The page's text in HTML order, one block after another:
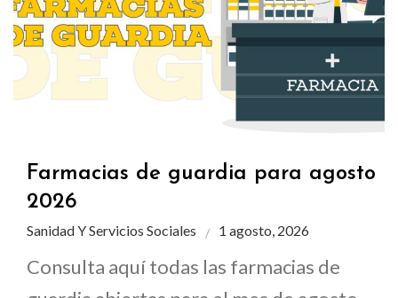
Farmacias de guardia para agosto
2026
Sanidad Y Servicios Sociales 1 agosto, 2026
Consulta aquí todas las farmacias de